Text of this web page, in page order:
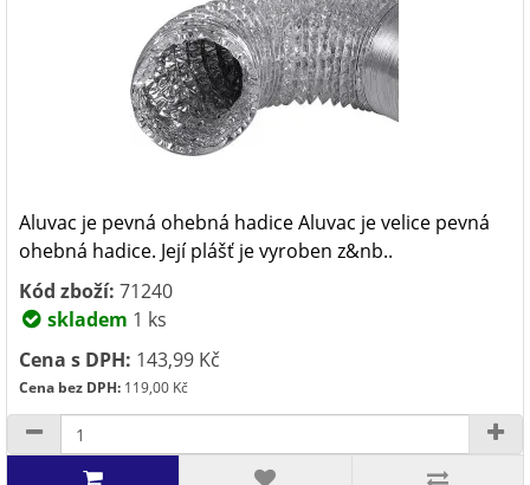
Aluvac je pevná ohebná hadice Aluvac je velice pevná
ohebná hadice. Její plášť je vyroben z&nb..
Kód zboží: 71240
skladem 1 ks
Cena s DPH: 143,99 Kč
Cena bez DPH: 119,00 Kč